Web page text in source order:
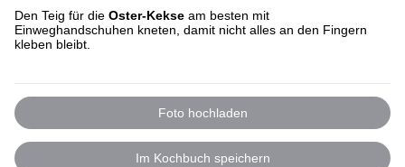
Den Teig für die Oster-Kekse am besten mit
Einweghandschuhen kneten, damit nicht alles an den Fingern
kleben bleibt.
Foto hochladen
Im Kochbuch speichern